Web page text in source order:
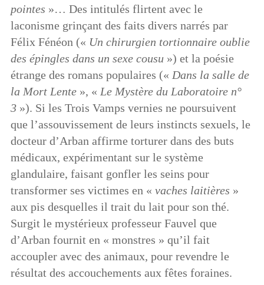
pointes »… Des intitulés flirtent avec le
laconisme grinçant des faits divers narrés par
Félix Fénéon (« Un chirurgien tortionnaire oublie
des épingles dans un sexe cousu») et la poésie
étrange des romans populaires (« Dans la salle de
la Mort Lente», « Le Mystère du Laboratoire n°
3»). Si les Trois Vamps vernies ne poursuivent
que l’assouvissement de leurs instincts sexuels, le
docteur d’Arban affirme torturer dans des buts
médicaux, expérimentant sur le système
glandulaire, faisant gonfler les seins pour
transformer ses victimes en « vaches laitières »
aux pis desquelles il trait du lait pour son thé.
Surgit le mystérieux professeur Fauvel que
d’Arban fournit en « monstres » qu’il fait
accoupler avec des animaux, pour revendre le
résultat des accouchements aux fêtes foraines.